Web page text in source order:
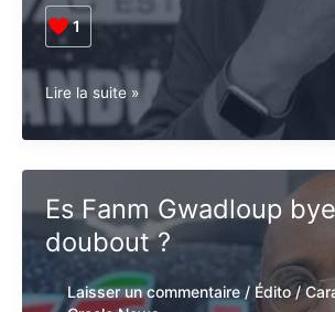
?
Chaos politique, promesses creuses et
colonial : CCN dresse le bilan de 2025 en
Guadeloupe….. à l’aube des municipales
Gwadloup.
2025,
sur
Lire la suite »